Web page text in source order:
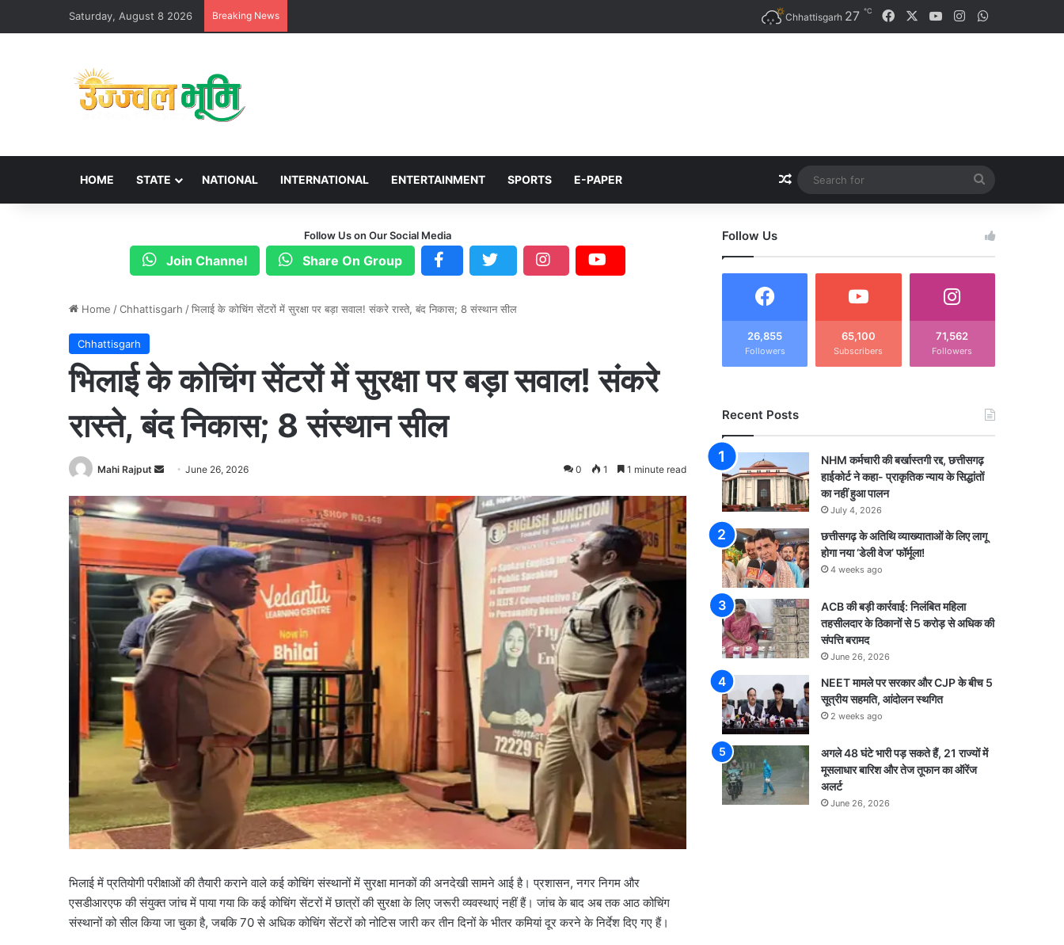
Saturday, August 8 2026 Breaking News Chhattisgarh 27 ℃ Facebook YouTubeInstagram
HOME STATE NATIONAL INTERNATIONAL ENTERTAINMENT SPORTS E-PAPER Random Article
for
Follow Us on Our Social Media
Join Channel Share On Group
Home /Chhattisgarh /भिलाई के कोचिंग सेंटरों में सुरक्षा पर बड़ा सवाल! संकरे रास्ते, बंद निकास; 8 संस्थान सील
Chhattisgarh
भिलाई के कोचिंग सेंटरों में सुरक्षा पर बड़ा सवाल! संकरे
रास्ते, बंद निकास; 8 संस्थान सील
Mahi Rajput
n
d
a
n
e
m
a
i
June 26, 2026 0 1 1 minute read
भिलाई में प्रतियोगी परीक्षाओं की तैयारी कराने वाले कई कोचिंग संस्थानों में सुरक्षा मानकों की अनदेखी सामने आई है। प्रशासन, नगर निगम और
एसडीआरएफ की संयुक्त जांच में पाया गया कि कई कोचिंग सेंटरों में छात्रों की सुरक्षा के लिए जरूरी व्यवस्थाएं नहीं हैं। जांच के बाद अब तक आठ कोचिंग
संस्थानों को सील किया जा चुका है, जबकि 70 से अधिक कोचिंग सेंटरों को नोटिस जारी कर तीन दिनों के भीतर कमियां दूर करने के निर्देश दिए गए हैं।
Follow Us
26,855
Followers
65,100
Subscribers
71,562
Followers
Recent Posts
NHM कर्मचारी की बर्खास्तगी रद्द, छत्तीसगढ़
हाईकोर्ट ने कहा- प्राकृतिक न्याय के सिद्धांतों
का नहीं हुआ पालन
July 4, 2026
छत्तीसगढ़ के अतिथि व्याख्याताओं के लिए लागू
होगा नया ‘डेली वेज’ फॉर्मूला!
4 weeks ago
ACB की बड़ी कार्रवाई: निलंबित महिला
तहसीलदार के ठिकानों से 5 करोड़ से अधिक की
संपत्ति बरामद
June 26, 2026
NEET मामले पर सरकार और CJP के बीच 5
सूत्रीय सहमति, आंदोलन स्थगित
2 weeks ago
अगले 48 घंटे भारी पड़ सकते हैं, 21 राज्यों में
मूसलाधार बारिश और तेज तूफान का ऑरेंज
अलर्ट
June 26, 2026